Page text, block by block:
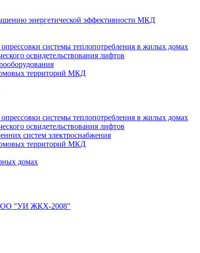
энергетической эффективности МКД
системы теплопотребления в жилых домах
освидетельствования лифтов
территорий МКД
системы теплопотребления в жилых домах
освидетельствования лифтов
систем электроснабжения
территорий МКД
домах
ООО "УИ ЖКХ-2008"